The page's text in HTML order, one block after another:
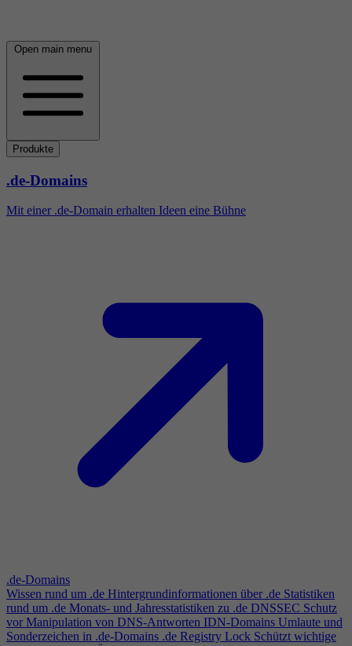
Open main menu
Produkte
.de-Domains
Mit einer .de-Domain erhalten Ideen eine Bühne
.de-Domains
Wissen rund um .de Hintergrundinformationen über .de Statistiken
rund um .de Monats- und Jahresstatistiken zu .de DNSSEC Schutz
vor Manipulation von DNS-Antworten IDN-Domains Umlaute und
Sonderzeichen in .de-Domains .de Registry Lock Schützt wichtige